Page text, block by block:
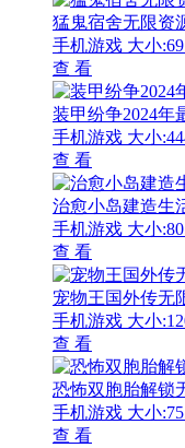
猛鬼宿舍无限资
手机游戏 大小
查 看
装甲纷争2024年
手机游戏 大小
查 看
治愈小岛建造生
手机游戏 大小
查 看
宠物王国外传无
手机游戏 大小
查 看
恐怖双胞胎解锁
手机游戏 大小
查 看